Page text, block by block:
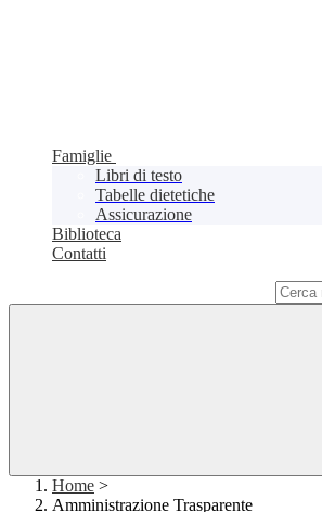
Famiglie
Libri di testo
Tabelle dietetiche
Assicurazione
Biblioteca
Contatti
Home >
Amministrazione Trasparente